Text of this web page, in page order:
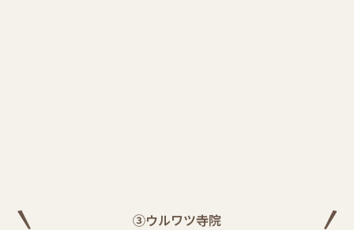
③ウルワツ寺院